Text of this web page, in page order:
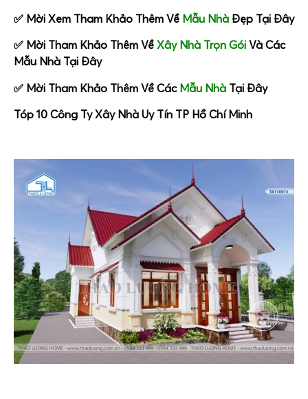
✅ Mời Xem Tham Khảo Thêm Về Mẫu Nhà Đẹp Tại Đây
✅ Mời Tham Khảo Thêm Về Xây Nhà Trọn Gói Và Các
Mẫu Nhà Tại Đây
✅ Mời Tham Khảo Thêm Về CácMẫu Nhà Tại Đây
Tóp 10 Công Ty Xây Nhà Uy Tín TP Hồ Chí Minh